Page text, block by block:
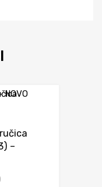
ručica
–